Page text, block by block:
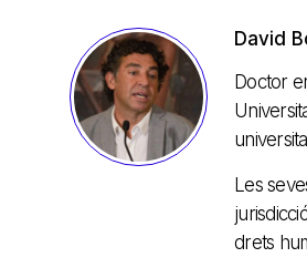
David
Doctor
Les
drets